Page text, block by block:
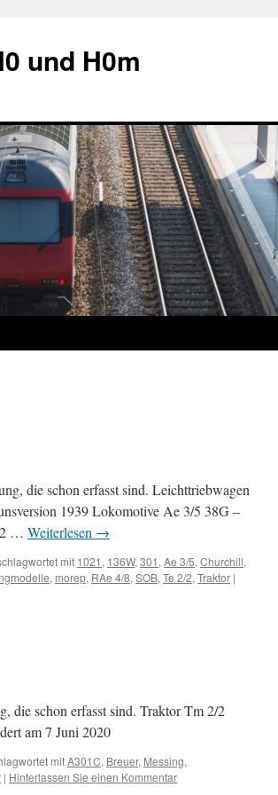
und H0m
die schon erfasst sind. Leichttriebwagen
1939 Lokomotive Ae 3/5 38G –
2 … Weiterlesen →
mit 1021 , 136W, 301 , Ae 3/5, Churchill,
, morep, RAe 4/8, SOB, Te 2/2, Traktor |
die schon erfasst sind. Traktor Tm 2/2
am 7 Juni 2020
mitA301C, Breuer, Messing,
| Hinterlassen Sie einen Kommentar